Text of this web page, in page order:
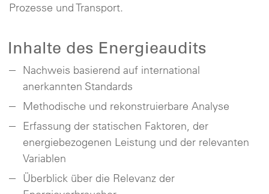
Prozesse und Transport.
Inhalte des Energieaudits
Nachweis basierend auf international
anerkannten Standards
Methodische und rekonstruierbare Analyse
Erfassung der statischen Faktoren, der
energiebezogenen Leistung und der relevanten
Variablen
Überblick über die Relevanz der